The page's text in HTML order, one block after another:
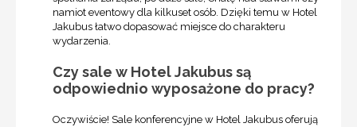
namiot eventowy dla kilkuset osób. Dzięki temu w Hotel
Jakubus łatwo dopasować miejsce do charakteru
wydarzenia.
Czy sale w Hotel Jakubus są
odpowiednio wyposażone do pracy?
Oczywiście! Sale konferencyjne w Hotel Jakubus oferują